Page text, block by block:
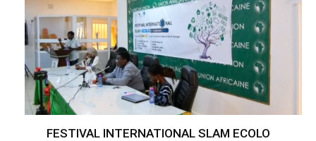
FESTIVAL INTERNATIONAL SLAM ECOLO